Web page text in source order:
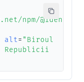
npm/
alt= "Biroul
Republicii